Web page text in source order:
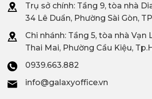
Trụ sở chính: Tầng 9, tòa nhà
34 Lê Duẩn, Phường Sài Gòn,
Chi nhánh: Tầng 5, tòa nhà Vạn
Thai Mai, Phường Cầu Kiệu,
0939.663.882
info@galaxyoffice.vn